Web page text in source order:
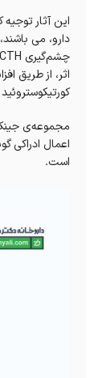
این آثار
دارو، می
مجموعه‌ی
اعمال ادراکی
است.